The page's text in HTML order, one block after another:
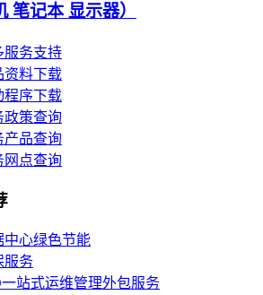
笔记本 显示器）
服务支持
资料下载
程序下载
政策查询
产品查询
网点查询
中心绿色节能
服务
站式运维管理外包服务